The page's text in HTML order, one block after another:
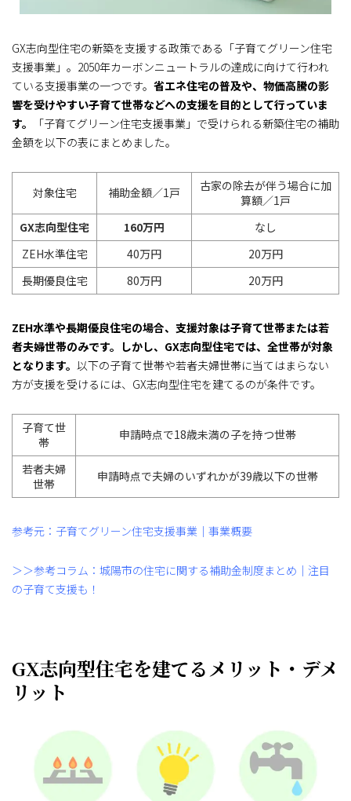
GX志向型住宅の新築を支援する政策である「子育てグリーン住宅
支援事業」。2050年カーボンニュートラルの達成に向けて行われ
ている支援事業の一つです。 省エネ住宅の普及や、物価高騰の影
響を受けやすい子育て世帯などへの支援を目的として行っていま
す。
「子育てグリーン住宅支援事業」で受けられる新築住宅の補助
金額を以下の表にまとめました。
対象住宅 補助金額／1戸
古家の除去が伴う場合に加
算額／1戸
GX志向型住宅
160万円
なし
ZEH水準住宅
40万円
20万円
長期優良住宅
80万円 20万円
ZEH水準や長期優良住宅の場合、支援対象は子育て世帯または若
者夫婦世帯のみです。しかし、GX志向型住宅では、全世帯が対象
となります。 以下の子育て世帯や若者夫婦世帯に当てはまらない
方が支援を受けるには、GX志向型住宅を建てるのが条件です。
子育て世
帯
申請時点で18歳未満の子を持つ世帯
若者夫婦
世帯
申請時点で夫婦のいずれかが39歳以下の世帯
参考元：子育てグリーン住宅支援事業｜事業概要
＞＞参考コラム：城陽市の住宅に関する補助金制度まとめ｜注目
の子育て支援も！
GX志向型住宅を建てるメリット・デメ
リット